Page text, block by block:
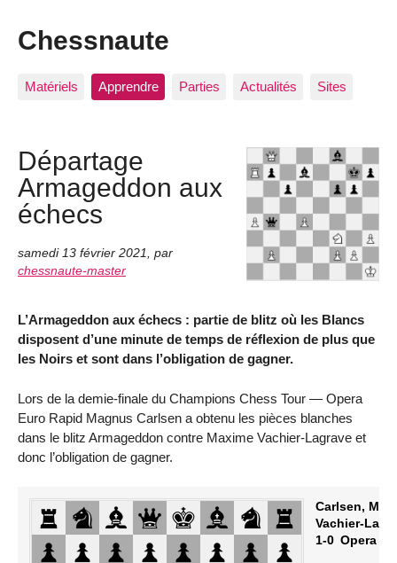
Chessnaute
Matériels Apprendre Parties Actualités Sites
Départage
Armageddon aux
échecs
samedi 13 février 2021, par
chessnaute-master
L’Armageddon aux échecs : partie de blitz où les Blancs
disposent d’une minute de temps de réflexion de plus que
les Noirs et sont dans l’obligation de gagner.
Lors de la demie-finale du Champions Chess Tour — Opera
Euro Rapid Magnus Carlsen a obtenu les pièces blanches
dans le blitz Armageddon contre Maxime Vachier-Lagrave et
donc l’obligation de gagner.